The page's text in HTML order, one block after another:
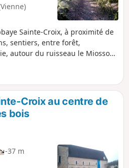
Sainte-Croix, à proximité de
sentiers, entre forêt,
autour du ruisseau le Miosson.
au 21/09/2020 : Le
randonnée est maintenant
Croix au centre de
bois
-37 m